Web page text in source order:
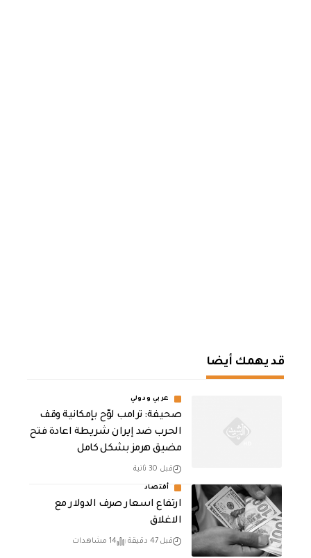
قد يهمك أيضا
عربي ودولي
صحيفة: ترامب لوّح بإمكانية وقف
الحرب ضد إيران شريطة اعادة فتح
مضيق هرمز بشكل كامل
قبل 30 ثانية
أقتصاد
ارتفاع اسعار صرف الدولار مع
الاغلاق
قبل 47 دقيقة 14 مشاهدات